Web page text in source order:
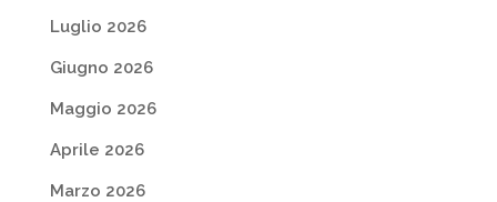
Luglio 2026
Giugno 2026
Maggio 2026
Aprile 2026
Marzo 2026